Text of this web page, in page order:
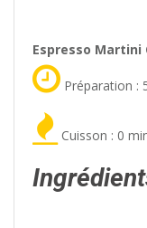
Espresso Martini
Préparation :
Cuisson : 0